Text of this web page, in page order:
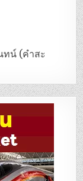
ทน์ (คำสะ